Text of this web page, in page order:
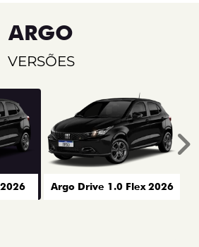
ARGO
VERSÕES
Argo Drive 1.0 Flex 2026